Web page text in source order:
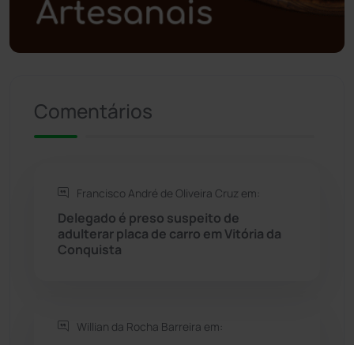
Política (03)
Presidente Jânio Qu... (125)
Rio de Contas
Rio do Antônio
Rio do Pires
Comentários
Francisco André de Oliveira Cruz em:
Delegado é preso suspeito de
adulterar placa de carro em Vitória da
Conquista
Willian da Rocha Barreira em: